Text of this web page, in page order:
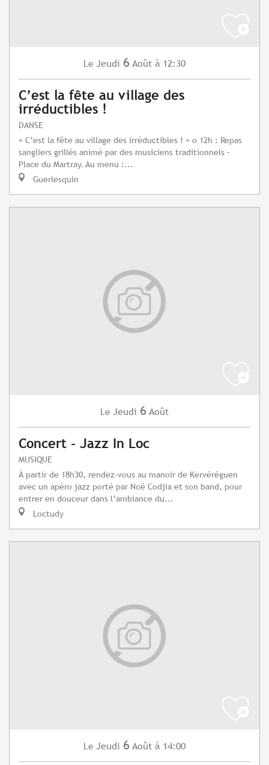
Le Jeudi 6 Août à 12:30
C’est la fête au village des
irréductibles !
DANSE
« C’est la fête au village des irréductibles ! » o 12h : Repas
sangliers grillés animé par des musiciens traditionnels –
Place du Martray. Au menu :...
Guerlesquin
Le Jeudi 6 Août
Concert - Jazz In Loc
MUSIQUE
À partir de 18h30, rendez-vous au manoir de Kervéréguen
avec un apéro jazz porté par Noé Codjia et son band, pour
entrer en douceur dans l’ambiance du...
Loctudy
Le Jeudi 6 Août à 14:00